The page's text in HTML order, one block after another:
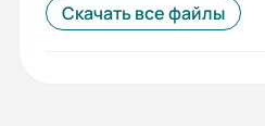
Габариты (ШхВхГ, м):
Скачать все файлы